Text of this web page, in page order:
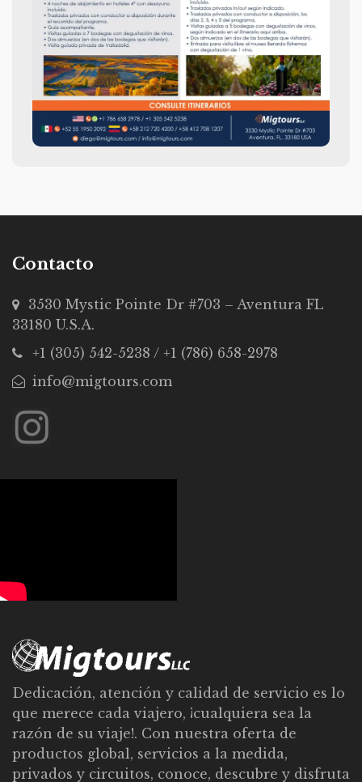
Contacto
3530 Mystic Pointe Dr #703 – Aventura FL
33180 U.S.A.
+1 (305) 542-5238 / +1 (786) 658-2978
info@migtours.com
Dedicación, atención y calidad de servicio es lo
que merece cada viajero, ¡cualquiera sea la
razón de su viaje!. Con nuestra oferta de
productos global, servicios a la medida,
privados y circuitos, conoce, descubre y disfruta